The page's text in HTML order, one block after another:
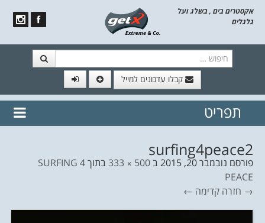
אקסטרים בים , בשלג ועל
גלגלים
קבלו עדכונים למייל
// הצטרף לרשימת תפוצה!
נשמח
תפריט
surfing4peace2
פורסם נובמבר 20, 2015 ב500 × 333 בתוךSURFING 4
PEACE
→ חזרה קדימה ←